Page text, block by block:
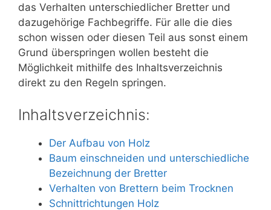
das Verhalten unterschiedlicher Bretter und
dazugehörige Fachbegriffe. Für alle die dies
schon wissen oder diesen Teil aus sonst einem
Grund überspringen wollen besteht die
Möglichkeit mithilfe des Inhaltsverzeichnis
direkt zu den Regeln springen.
Inhaltsverzeichnis:
Der Aufbau von Holz
Baum einschneiden und unterschiedliche
Bezeichnung der Bretter
Verhalten von Brettern beim Trocknen
Schnittrichtungen Holz